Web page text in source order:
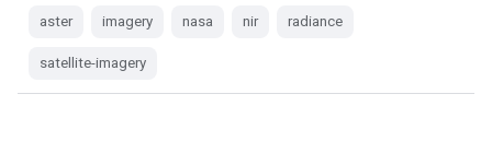
aster imagery nasa nir radiance
satellite-imagery